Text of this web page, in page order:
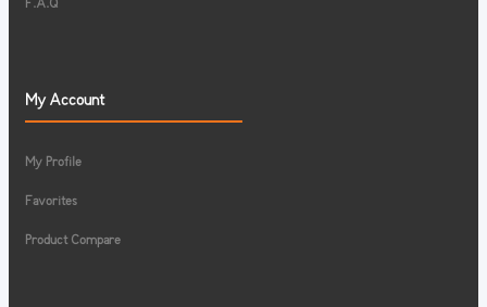
F.A.Q
My Account
My Profile
Favorites
Product Compare